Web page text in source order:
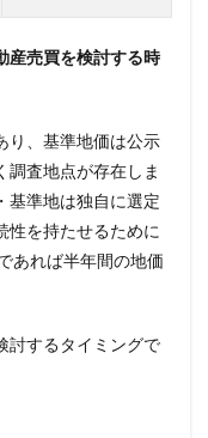
産売買を検討する時
り、基準地価は公示
調査地点が存在しま
基準地は独自に選定
性を持たせるために
あれば半年間の地価
討するタイミングで